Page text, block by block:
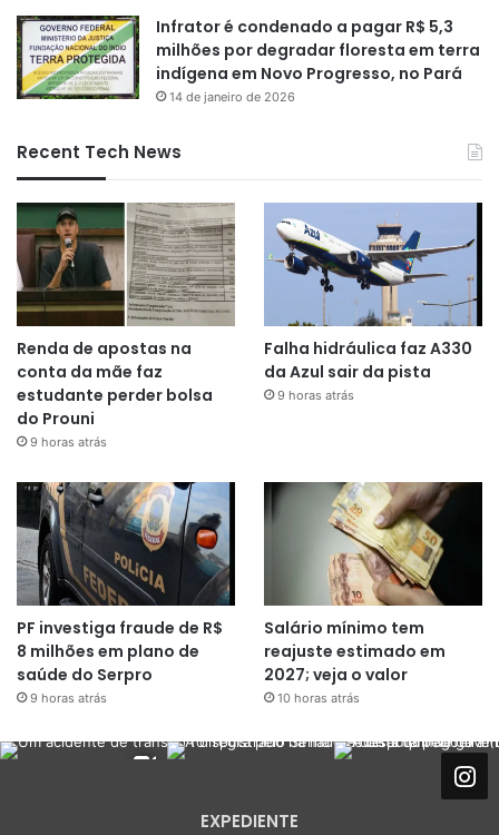
Infrator é condenado a pagar R$ 5,3
milhões por degradar floresta em terra
indígena em Novo Progresso, no Pará
14 de janeiro de 2026
Recent Tech News
Renda de apostas na
conta da mãe faz
estudante perder bolsa
do Prouni
9 horas atrás
Falha hidráulica faz A330
da Azul sair da pista
9 horas atrás
PF investiga fraude de R$
8 milhões em plano de
saúde do Serpro
9 horas atrás
Salário mínimo tem
reajuste estimado em
2027; veja o valor
10 horas atrás
EXPEDIENTE